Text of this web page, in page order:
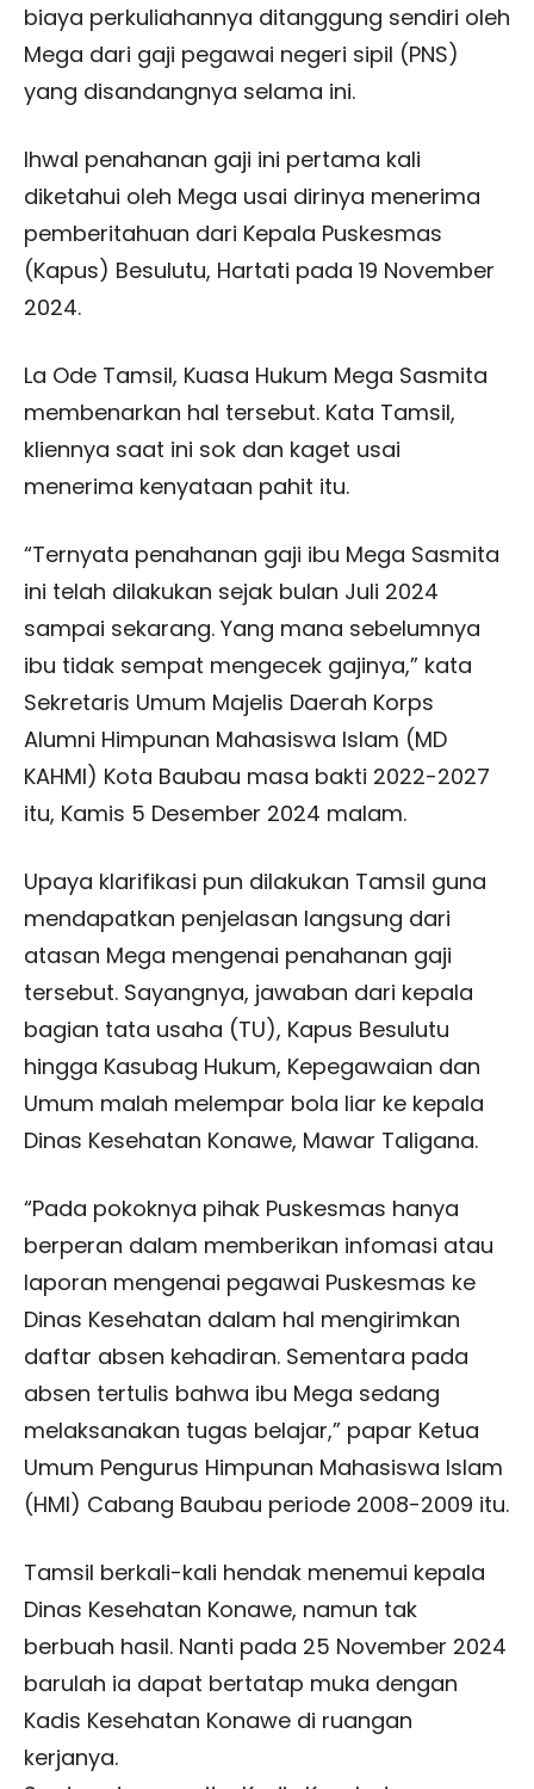
biaya perkuliahannya ditanggung sendiri oleh
Mega dari gaji pegawai negeri sipil (PNS)
yang disandangnya selama ini.
Ihwal penahanan gaji ini pertama kali
diketahui oleh Mega usai dirinya menerima
pemberitahuan dari Kepala Puskesmas
(Kapus) Besulutu, Hartati pada 19 November
2024.
La Ode Tamsil, Kuasa Hukum Mega Sasmita
membenarkan hal tersebut. Kata Tamsil,
kliennya saat ini sok dan kaget usai
menerima kenyataan pahit itu.
“Ternyata penahanan gaji ibu Mega Sasmita
ini telah dilakukan sejak bulan Juli 2024
sampai sekarang. Yang mana sebelumnya
ibu tidak sempat mengecek gajinya,” kata
Sekretaris Umum Majelis Daerah Korps
Alumni Himpunan Mahasiswa Islam (MD
KAHMI) Kota Baubau masa bakti 2022-2027
itu, Kamis 5 Desember 2024 malam.
Upaya klarifikasi pun dilakukan Tamsil guna
mendapatkan penjelasan langsung dari
atasan Mega mengenai penahanan gaji
tersebut. Sayangnya, jawaban dari kepala
bagian tata usaha (TU), Kapus Besulutu
hingga Kasubag Hukum, Kepegawaian dan
Umum malah melempar bola liar ke kepala
Dinas Kesehatan Konawe, Mawar Taligana.
“Pada pokoknya pihak Puskesmas hanya
berperan dalam memberikan infomasi atau
laporan mengenai pegawai Puskesmas ke
Dinas Kesehatan dalam hal mengirimkan
daftar absen kehadiran. Sementara pada
absen tertulis bahwa ibu Mega sedang
melaksanakan tugas belajar,” papar Ketua
Umum Pengurus Himpunan Mahasiswa Islam
(HMI) Cabang Baubau periode 2008-2009 itu.
Tamsil berkali-kali hendak menemui kepala
Dinas Kesehatan Konawe, namun tak
berbuah hasil. Nanti pada 25 November 2024
barulah ia dapat bertatap muka dengan
Kadis Kesehatan Konawe di ruangan
kerjanya.